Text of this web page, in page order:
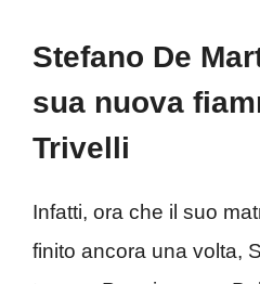
Stefano De
sua nuova
Trivelli
Infatti, ora che il suo
finito ancora una volta,